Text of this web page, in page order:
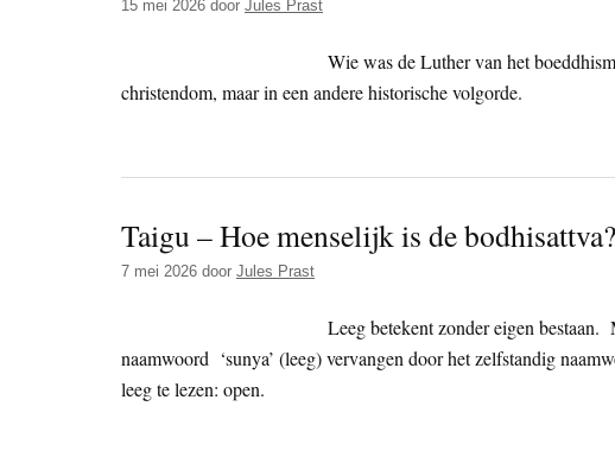
15 mei 2026 door Jules Prast
Wie was de Luther van het
christendom, maar in een andere historische volgorde.
Taigu – Hoe menselijk is de bodhisattva?
7 mei 2026 door Jules Prast
Leeg betekent zonder eigen
naamwoord ‘sunya’ (leeg) vervangen door het zelfstandig
leeg te lezen: open.